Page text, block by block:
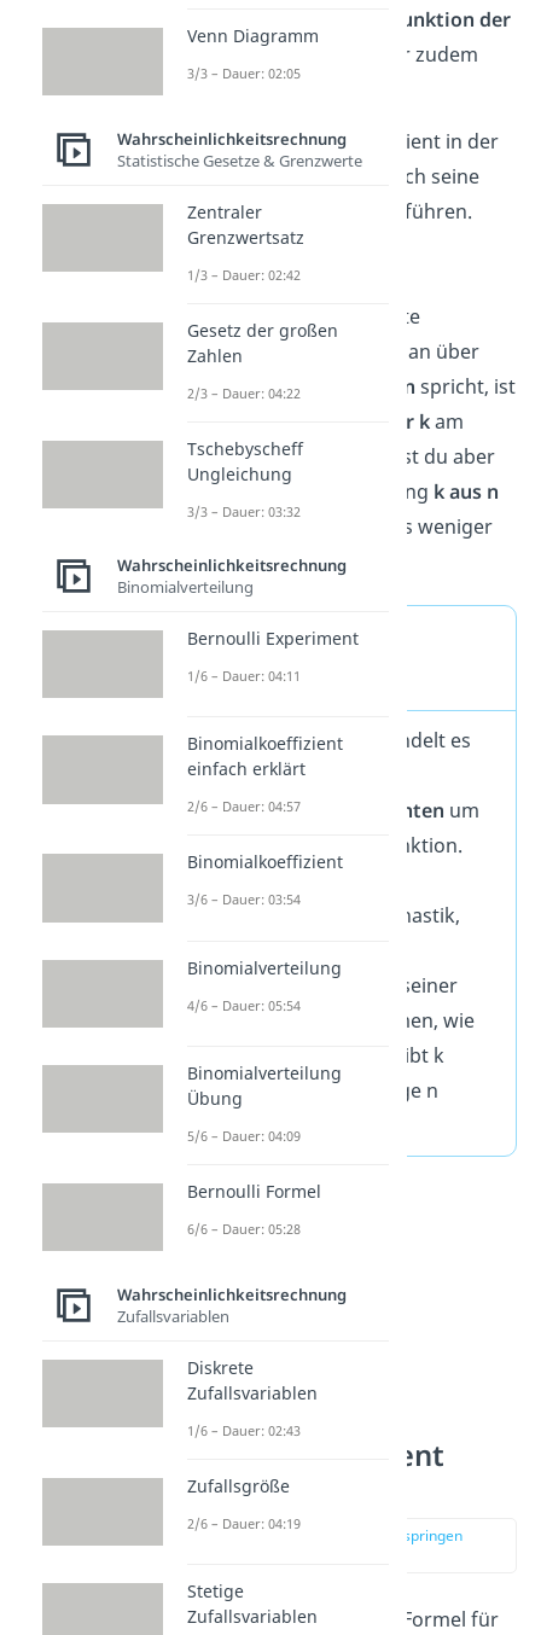
Wahrscheinlichkeitsfunktion der
Binomialverteilung
ist er zudem
unverzichtbar.
Auf seine Rolle, als Koeffizient in der
ist auch seine
Namensgebung zurückzuführen.
Aufgrund seiner häufigen
Verwendung, nutzt man
üblicherweise die verkürzte
Schreibweise
. Wenn man über
den Binomialkoeffizienten spricht, ist
n über kam
geläufigsten. Vielleicht hast du aber
auch schon die Bezeichnung k aus n
gehört. Diese ist allerdings weniger
weit verbreitet.
Definition
Binomialkoeffizient
Formal ausgedrückt handelt es
sich
beimBinomialkoeffizienten um
eine mathematische Funktion.
Anwendung in der Stochastik,
Kombinatorik
. Mit seiner
Hilfe kann man bestimmen, wie
viele Möglichkeiten es gibt k
Objekte, aus einer Menge n
anordnen.
Binomialkoeffizient
Formel
zur Stelle im Video springen
Ausgeschrieben sieht die Formel für
Venn Diagramm
3/3 – Dauer: 02:05
Wahrscheinlichkeitsrechnung
Statistische Gesetze & Grenzwerte
Zentraler
Grenzwertsatz
1/3 – Dauer: 02:42
Gesetz der großen
Zahlen
2/3 – Dauer: 04:22
Tschebyscheff
Ungleichung
3/3 – Dauer: 03:32
Wahrscheinlichkeitsrechnung
Binomialverteilung
Bernoulli Experiment
1/6 – Dauer: 04:11
Binomialkoeffizient
einfach erklärt
2/6 – Dauer: 04:57
Binomialkoeffizient
3/6 – Dauer: 03:54
Binomialverteilung
4/6 – Dauer: 05:54
Binomialverteilung
Übung
5/6 – Dauer: 04:09
Bernoulli Formel
6/6 – Dauer: 05:28
Wahrscheinlichkeitsrechnung
Zufallsvariablen
Diskrete
Zufallsvariablen
1/6 – Dauer: 02:43
Zufallsgröße
2/6 – Dauer: 04:19
Stetige
Zufallsvariablen